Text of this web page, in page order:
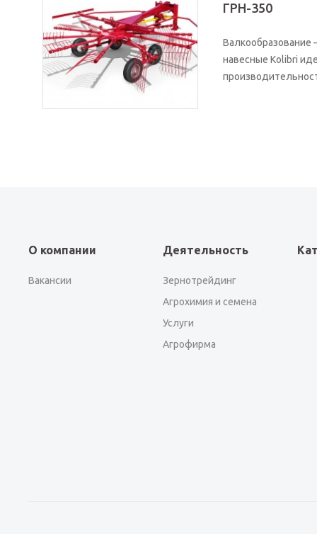
ГРН-350
Валкообразование
навесные Kolibri
О компании
Вакансии
Деятельность
Зернотрейдинг
Агрохимия и семена
Услуги
Агрофирма